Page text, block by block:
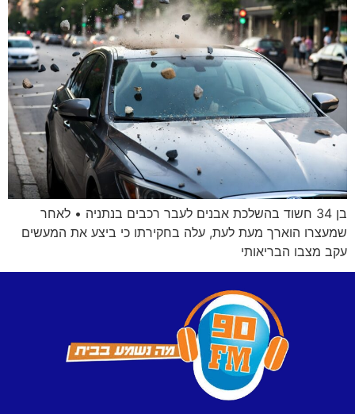
בן 34 חשוד בהשלכת אבנים לעבר רכבים בנתניה • לאחר
שמעצרו הוארך מעת לעת, עלה בחקירתו כי ביצע את המעשים
עקב מצבו הבריאותי